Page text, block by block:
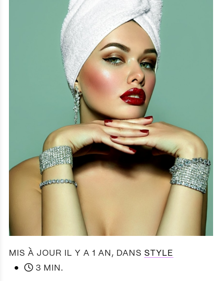
MIS À JOUR IL Y A 1 AN , DANS STYLE
●
3 MIN.